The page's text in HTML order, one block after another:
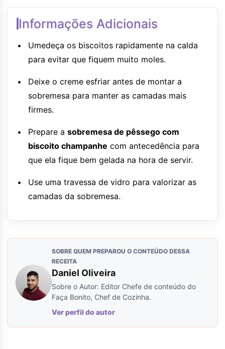
Informações Adicionais
Umedeça os biscoitos rapidamente na calda
para evitar que fiquem muito moles.
Deixe o creme esfriar antes de montar a
sobremesa para manter as camadas mais
firmes.
Prepare a sobremesa de pêssego com
biscoito champanhe com antecedência para
que ela fique bem gelada na hora de servir.
Use uma travessa de vidro para valorizar as
camadas da sobremesa.
SOBRE QUEM PREPAROU O CONTEÚDO DESSA
RECEITA
Daniel Oliveira
Sobre o Autor: Editor Chefe de conteúdo do
Faça Bonito, Chef de Cozinha.
Ver perfil do autor